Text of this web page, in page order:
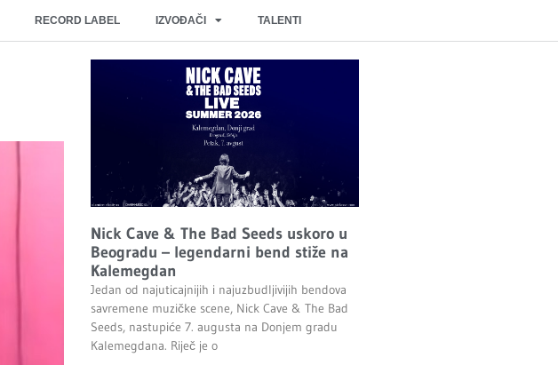
RECORD LABEL IZVOĐAČI TALENTI
Nick Cave & The Bad Seeds uskoro u
Beogradu – legendarni bend stiže na
Kalemegdan
Jedan od najuticajnijih i najuzbudljivijih bendova
savremene muzičke scene, Nick Cave & The Bad
Seeds, nastupiće 7. augusta na Donjem gradu
Kalemegdana. Riječ je o